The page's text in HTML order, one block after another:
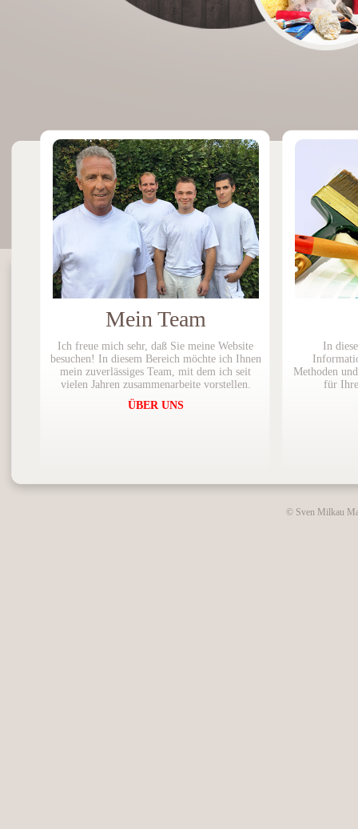
Mein Team
Ich freue mich sehr, daß Sie meine Website
besuchen! In diesem Bereich möchte ich Ihnen
mein zuverlässiges Team, mit dem ich seit
vielen Jahren zusammenarbeite vorstellen.
ÜBER UNS
In
Methoden
für
© Sven Milkau